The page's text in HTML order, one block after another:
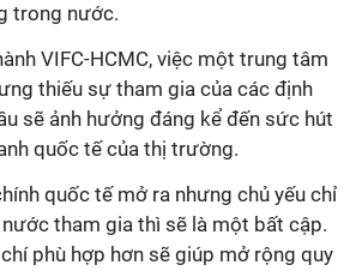
trong nước.
VIFC-HCMC, việc một trung tâm
thiếu sự tham gia của các định
sẽ ảnh hưởng đáng kể đến sức hút
quốc tế của thị trường.
quốc tế mở ra nhưng chủ yếu chỉ
tham gia thì sẽ là một bất cập.
phù hợp hơn sẽ giúp mở rộng quy